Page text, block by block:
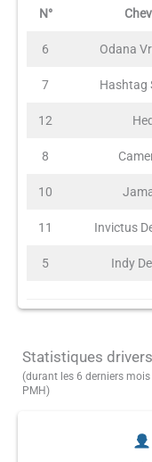
N°
6 Odana
7 Hashtag
12 Hed
8
10
11 Invictus
5 Indy
Statistiques
(durant les 6 derniers
PMH)